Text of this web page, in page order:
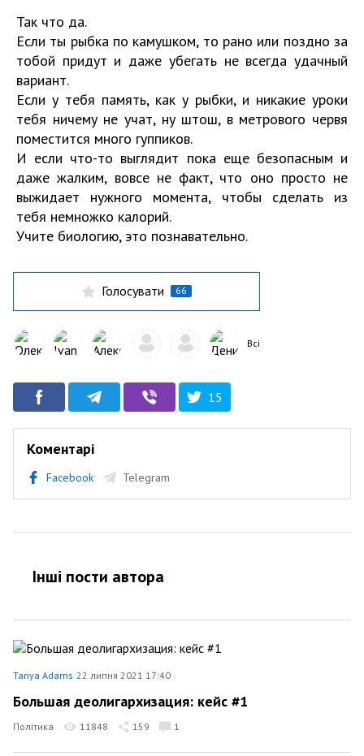
Так что да.
Если ты рыбка по камушком, то рано или поздно за
тобой придут и даже убегать не всегда удачный
вариант.
Если у тебя память, как у рыбки, и никакие уроки
тебя ничему не учат, ну штош, в метрового червя
поместится много гуппиков.
И если что-то выглядит пока еще безопасным и
даже жалким, вовсе не факт, что оно просто не
выжидает нужного момента, чтобы сделать из
тебя немножко калорий.
Учите биологию, это познавательно.
Голосувати 66
Всі
15
Коментарі
Facebook Telegram
Інші пости автора
Tanya Adams 22 липня 2021 17:40
Большая деолигархизация: кейс #1
Політика 11848 159 1